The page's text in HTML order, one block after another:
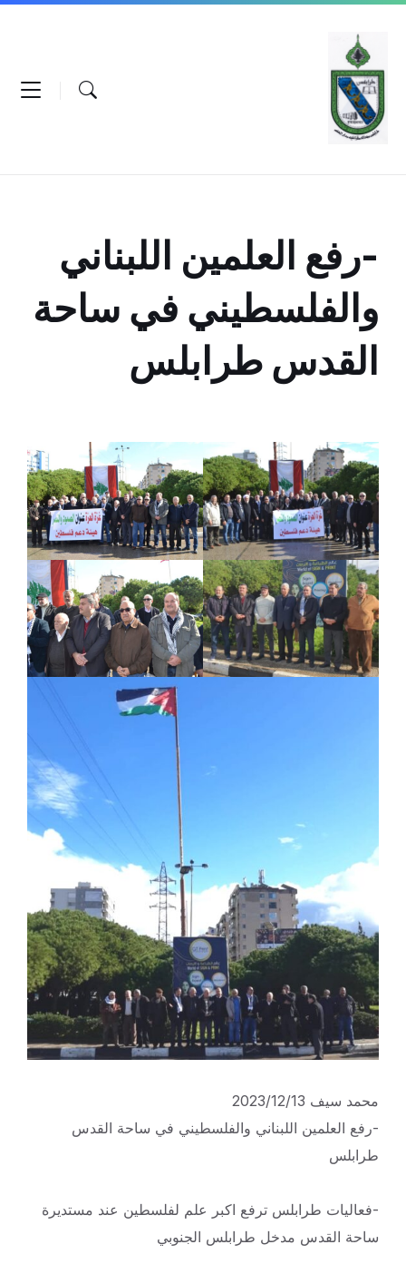
Skip
content
Skip
navigation
Skip
-رفع العلمين اللبناني
والفلسطيني في ساحة
القدس طرابلس
محمد سيف 2023/12/13
-رفع العلمين اللبناني والفلسطيني في ساحة القدس
طرابلس
-فعاليات طرابلس ترفع اكبر علم لفلسطين عند مستديرة
ساحة القدس مدخل طرابلس الجنوبي